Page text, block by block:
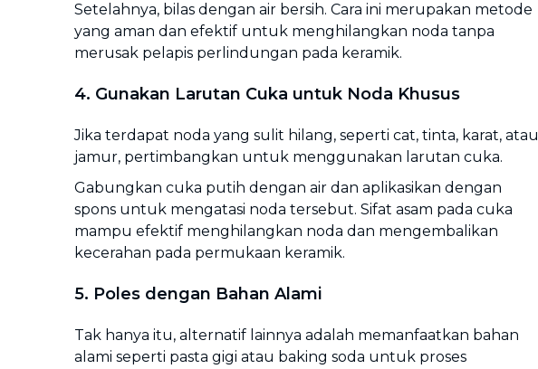
Setelahnya, bilas dengan air bersih. Cara ini merupakan metode
yang aman dan efektif untuk menghilangkan noda tanpa
merusak pelapis perlindungan pada keramik.
4. Gunakan Larutan Cuka untuk Noda Khusus
Jika terdapat noda yang sulit hilang, seperti cat, tinta, karat, atau
jamur, pertimbangkan untuk menggunakan larutan cuka.
Gabungkan cuka putih dengan air dan aplikasikan dengan
spons untuk mengatasi noda tersebut. Sifat asam pada cuka
mampu efektif menghilangkan noda dan mengembalikan
kecerahan pada permukaan keramik.
5. Poles dengan Bahan Alami
Tak hanya itu, alternatif lainnya adalah memanfaatkan bahan
alami seperti pasta gigi atau baking soda untuk proses